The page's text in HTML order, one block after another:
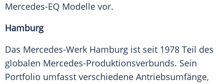
Mercedes-EQ Modelle vor.
Hamburg
Das Mercedes-Werk Hamburg ist seit 1978 Teil des
globalen Mercedes-Produktionsverbunds. Sein
Portfolio umfasst verschiedene Antriebsumfänge,